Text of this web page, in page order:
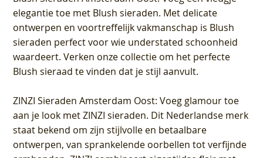
elegantie toe met Blush sieraden. Met delicate
ontwerpen en voortreffelijk vakmanschap is Blush
sieraden perfect voor wie understated schoonheid
waardeert. Verken onze collectie om het perfecte
Blush sieraad te vinden dat je stijl aanvult.
ZINZI Sieraden Amsterdam Oost: Voeg glamour toe
aan je look met ZINZI sieraden. Dit Nederlandse merk
staat bekend om zijn stijlvolle en betaalbare
ontwerpen, van sprankelende oorbellen tot verfijnde